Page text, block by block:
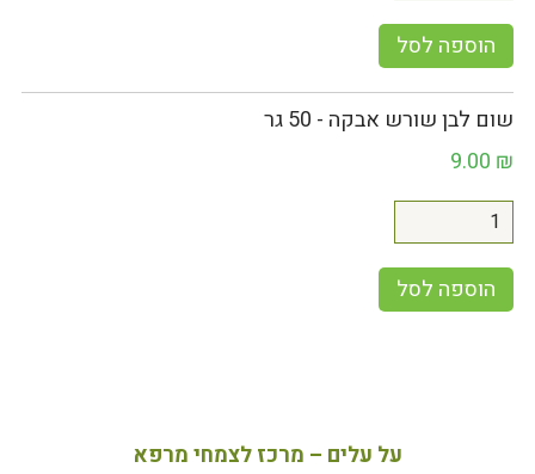
הוספה לסל
שום לבן שורש אבקה - 50 גר
9.00 ₪
הוספה לסל
על עלים – מרכז לצמחי מרפא